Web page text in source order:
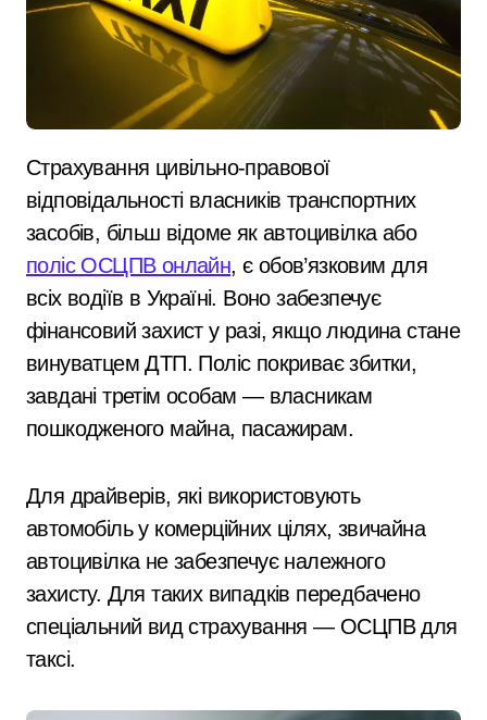
Страхування цивільно-правової
відповідальності власників транспортних
засобів, більш відоме як автоцивілка або
поліс ОСЦПВ онлайн, є обов’язковим для
всіх водіїв в Україні. Воно забезпечує
фінансовий захист у разі, якщо людина стане
винуватцем ДТП. Поліс покриває збитки,
завдані третім особам — власникам
пошкодженого майна, пасажирам.
Для драйверів, які використовують
автомобіль у комерційних цілях, звичайна
автоцивілка не забезпечує належного
захисту. Для таких випадків передбачено
спеціальний вид страхування — ОСЦПВ для
таксі.